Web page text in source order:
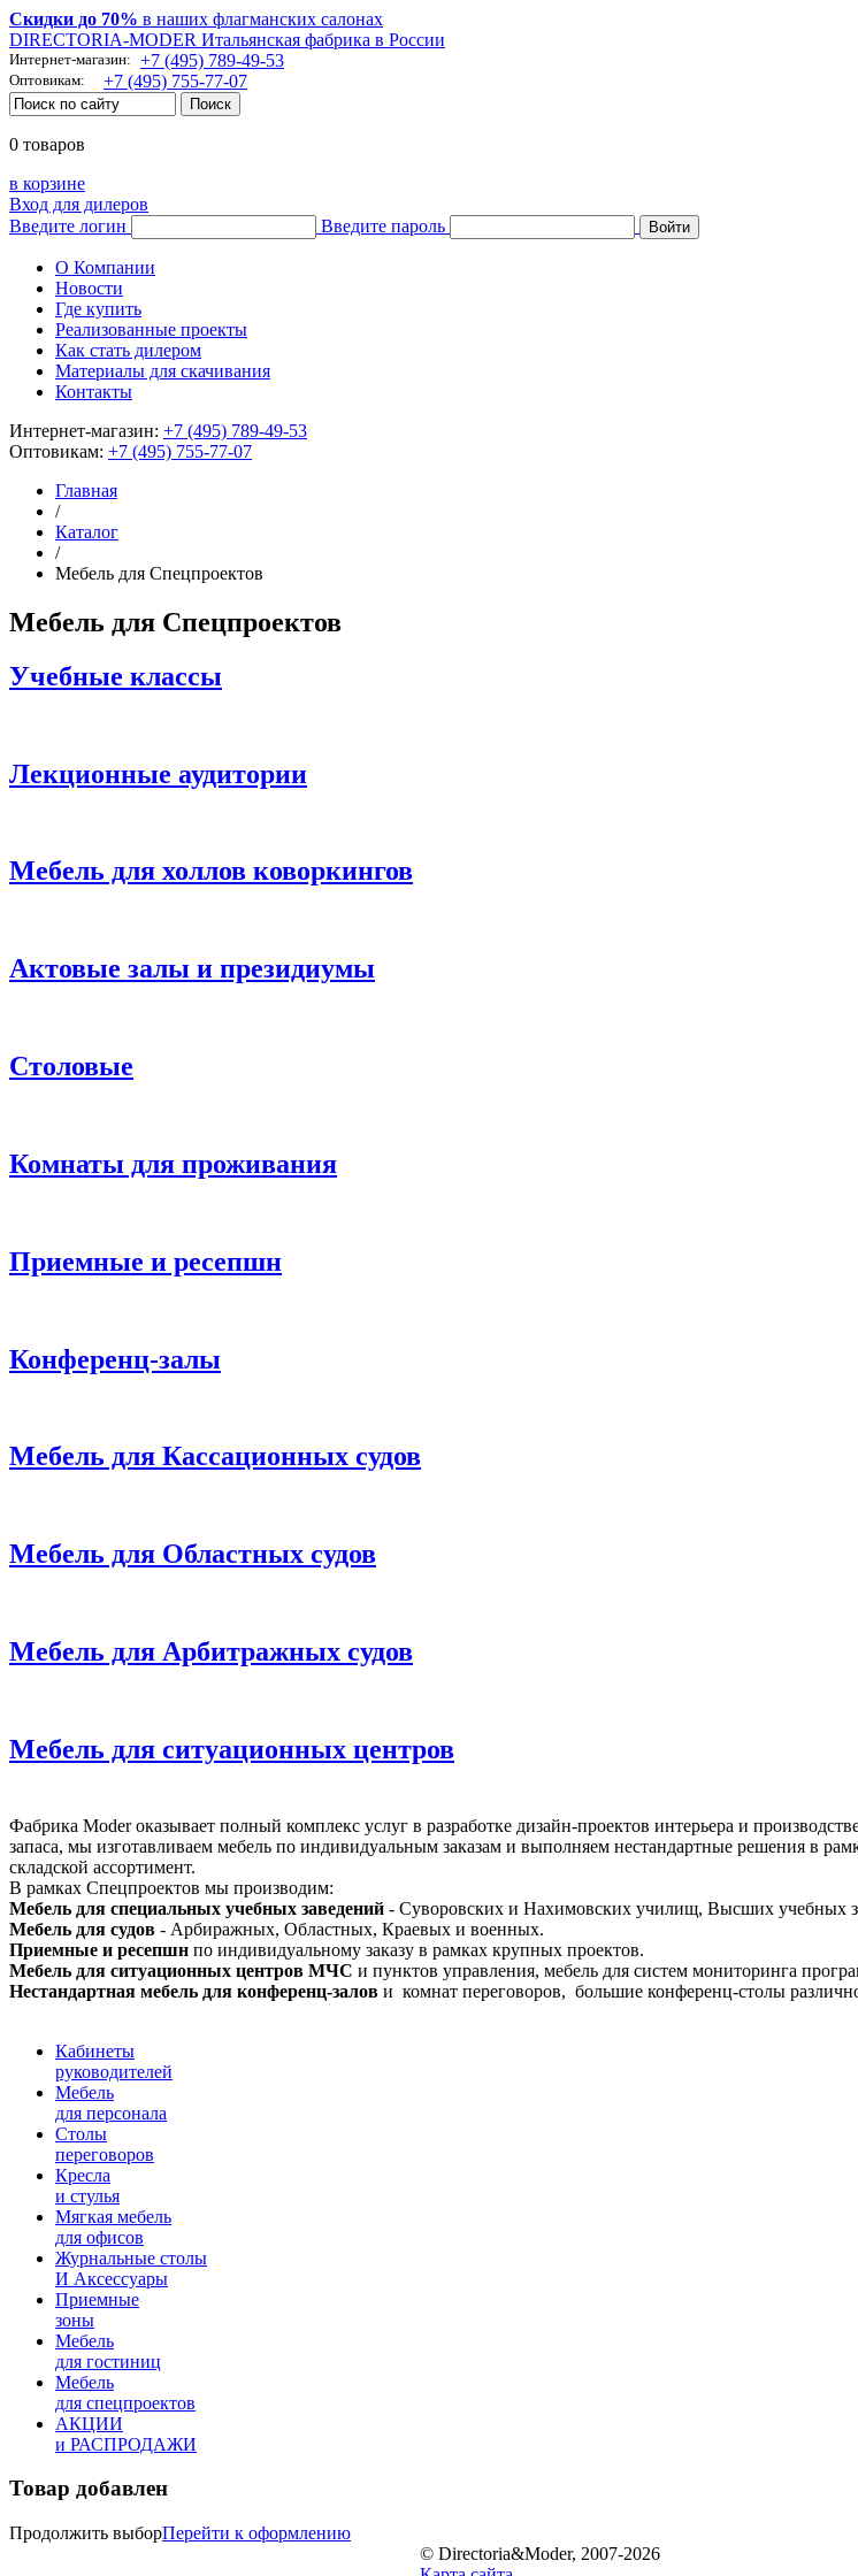
Скидки до 70% в наших флагманских салонах
DIRECTORIA-MODER Итальянская фабрика в России
Интернет-магазин: +7 (495) 789-49-53
Оптовикам: +7 (495) 755-77-07
0 товаров
в корзине
Вход для дилеров
Введите логин
Введите пароль
О Компании
Новости
Где купить
Реализованные проекты
Как стать дилером
Материалы для скачивания
Контакты
Интернет-магазин: +7 (495) 789-49-53
Оптовикам: +7 (495) 755-77-07
Главная
/
Каталог
/
Мебель для Спецпроектов
Мебель для Спецпроектов
Учебные классы
Лекционные аудитории
Мебель для холлов коворкингов
Актовые залы и президиумы
Столовые
Комнаты для проживания
Приемные и ресепшн
Конференц-залы
Мебель для Кассационных судов
Мебель для Областных судов
Мебель для Арбитражных судов
Мебель для ситуационных центров
Фабрика Moder оказывает полный комплекс услуг в разработке дизайн-проектов интерьера и
запаса, мы изготавливаем мебель по индивидуальным заказам и выполняем нестандартные решения в
складской ассортимент.
В рамках Спецпроектов мы производим:
Мебель для специальных учебных заведений - Суворовских и Нахимовских училищ, Высших учебных
Мебель для судов - Арбиражных, Областных, Краевых и военных.
Приемные и ресепшн по индивидуальному заказу в рамках крупных проектов.
Мебель для ситуационных центров МЧС и пунктов управления, мебель для систем мониторинга
Нестандартная мебель для конференц-залов и комнат переговоров, большие конференц-столы
Кабинеты
руководителей
Мебель
для персонала
Столы
переговоров
Кресла
и стулья
Мягкая мебель
для офисов
Журнальные столы
И Аксессуары
Приемные
зоны
Мебель
для гостиниц
Мебель
для cпецпроектов
АКЦИИ
и РАСПРОДАЖИ
Товар добавлен
Продолжить выборПерейти к оформлению
© Directoria&Moder, 2007-2026